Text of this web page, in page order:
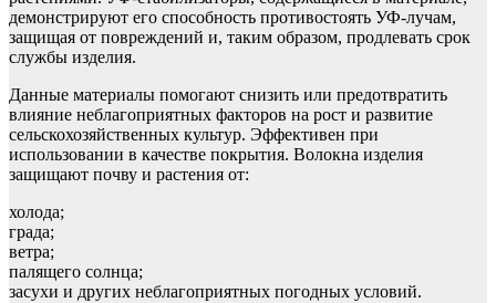
демонстрируют его способность противостоять УФ-лучам,
защищая от повреждений и, таким образом, продлевать срок
службы изделия.
Данные материалы помогают снизить или предотвратить
влияние неблагоприятных факторов на рост и развитие
сельскохозяйственных культур. Эффективен при
использовании в качестве покрытия. Волокна изделия
защищают почву и растения от:
холода;
града;
ветра;
палящего солнца;
засухи и других неблагоприятных погодных условий.